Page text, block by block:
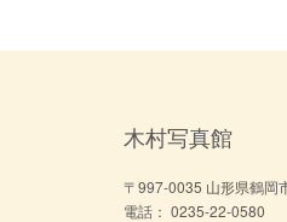
木村写真館
〒997-0035 山形県鶴岡
電話： 0235-22-0580